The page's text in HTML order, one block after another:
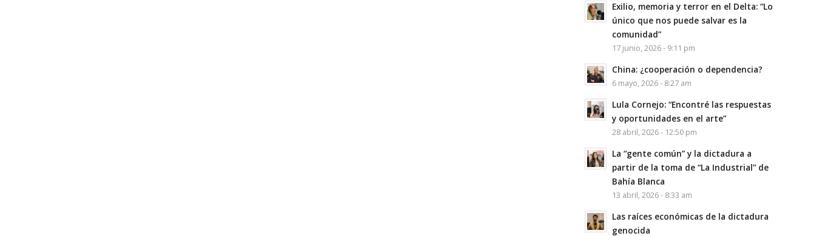
Exilio, memoria y terror en el Delta: “Lo
único que nos puede salvar es la
comunidad”
17 junio, 2026 - 9:11 pm
China: ¿cooperación o dependencia?
6 mayo, 2026 - 8:27 am
Lula Cornejo: “Encontré las respuestas
y oportunidades en el arte”
28 abril, 2026 - 12:50 pm
La “gente común” y la dictadura a
partir de la toma de “La Industrial” de
Bahía Blanca
13 abril, 2026 - 8:33 am
Las raíces económicas de la dictadura
genocida